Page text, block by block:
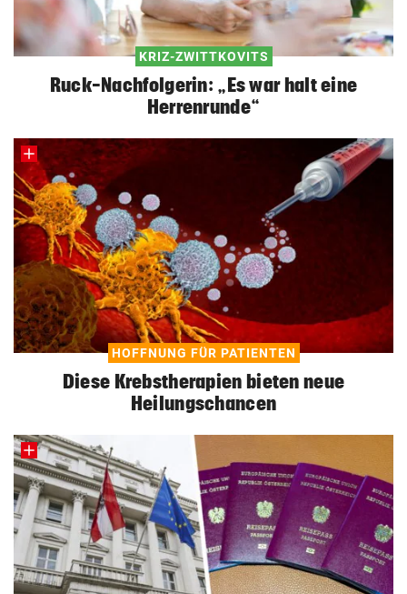
KRIZ-ZWITTKOVITS
Ruck-Nachfolgerin: „Es war halt eine
Herrenrunde“
HOFFNUNG FÜR PATIENTEN
Diese Krebstherapien bieten neue
Heilungschancen